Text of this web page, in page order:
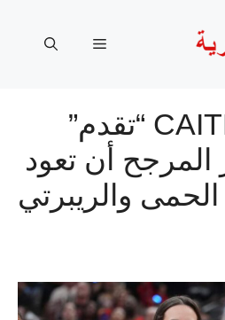
القائمة
CAITLIN CLARK “تقدم”
أن تعود
الحمى والريبرتي